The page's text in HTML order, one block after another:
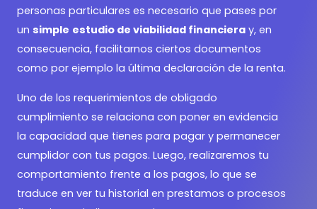
personas particulares es necesario que pases por
un simple estudio de viabilidad financiera y, en
consecuencia, facilitarnos ciertos documentos
como por ejemplo la última declaración de la renta.
Uno de los requerimientos de obligado
cumplimiento se relaciona con poner en evidencia
la capacidad que tienes para pagar y permanecer
cumplidor con tus pagos. Luego, realizaremos tu
comportamiento frente a los pagos, lo que se
traduce en ver tu historial en prestamos o procesos